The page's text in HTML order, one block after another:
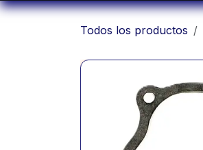
Todos los productos